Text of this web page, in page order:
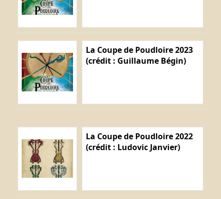
La Coupe de Poudloire 2023
(crédit : Guillaume Bégin)
La Coupe de Poudloire 2022
(crédit : Ludovic Janvier)